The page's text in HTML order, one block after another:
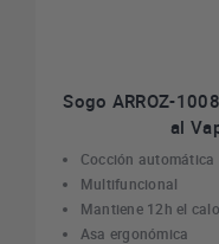
Sogo ARROZ-
al
Cocción automática
Multifuncional
Mantiene 12h el
Asa ergonómica